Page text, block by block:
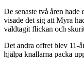
De senaste två åren
visade det sig att Myra
våldtagit flickan och
Det andra offret blev 11-
hjälpa knallarna packa